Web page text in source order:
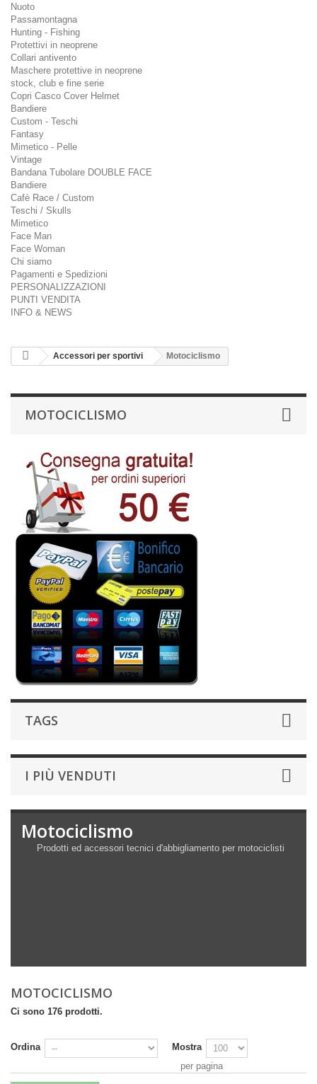
Nuoto
Passamontagna
Hunting - Fishing
Protettivi in neoprene
Collari antivento
Maschere protettive in neoprene
stock, club e fine serie
Copri Casco Cover Helmet
Bandiere
Custom - Teschi
Fantasy
Mimetico - Pelle
Vintage
Bandana Tubolare DOUBLE FACE
Bandiere
Cafè Race / Custom
Teschi / Skulls
Mimetico
Face Man
Face Woman
Chi siamo
Pagamenti e Spedizioni
PERSONALIZZAZIONI
PUNTI VENDITA
INFO & NEWS
Accessori per sportivi Motociclismo
MOTOCICLISMO
TAGS
I PIÙ VENDUTI
Motociclismo
Prodotti ed accessori tecnici d'abbigliamento per motociclisti
MOTOCICLISMO
Ci sono 176 prodotti.
Ordina
Mostra
per pagina